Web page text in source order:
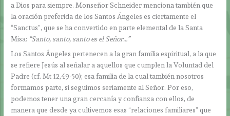
a Dios para siempre. Monseñor Schneider menciona también que
la oración preferida de los Santos Ángeles es ciertamente el
“Sanctus”, que se ha convertido en parte elemental de la Santa
Misa: “Santo, santo, santo es el Señor…”
Los Santos Ángeles pertenecen a la gran familia espiritual, a la que
se refiere Jesús al señalar a aquellos que cumplen la Voluntad del
Padre (cf. Mt 12,49-50); esa familia de la cual también nosotros
formamos parte, si seguimos seriamente al Señor. Por eso,
podemos tener una gran cercanía y confianza con ellos, de
manera que desde ya cultivemos esas “relaciones familiares” que